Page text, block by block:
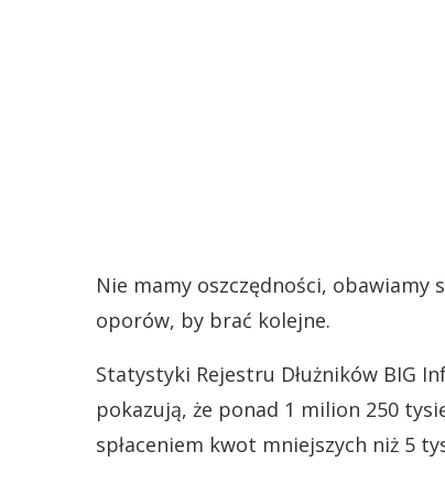
Nie mamy oszczędności, obawiamy
oporów, by brać kolejne.
Statystyki Rejestru Dłużników BIG
pokazują, że ponad 1 milion 250
spłaceniem kwot mniejszych niż 5